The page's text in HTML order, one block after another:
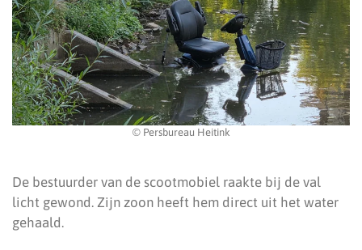
© Persbureau Heitink
De bestuurder van de scootmobiel raakte bij de val
licht gewond. Zijn zoon heeft hem direct uit het water
gehaald.